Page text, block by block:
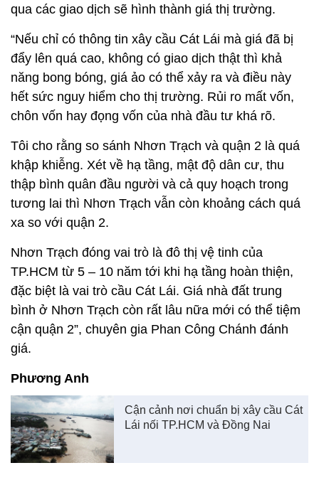
qua các giao dịch sẽ hình thành giá thị trường.
“Nếu chỉ có thông tin xây cầu Cát Lái mà giá đã bị
đẩy lên quá cao, không có giao dịch thật thì khả
năng bong bóng, giá ảo có thể xảy ra và điều này
hết sức nguy hiểm cho thị trường. Rủi ro mất vốn,
chôn vốn hay đọng vốn của nhà đầu tư khá rõ.
Tôi cho rằng so sánh Nhơn Trạch và quận 2 là quá
khập khiễng. Xét về hạ tầng, mật độ dân cư, thu
thập bình quân đầu người và cả quy hoạch trong
tương lai thì Nhơn Trạch vẫn còn khoảng cách quá
xa so với quận 2.
Nhơn Trạch đóng vai trò là đô thị vệ tinh của
TP.HCM từ 5 – 10 năm tới khi hạ tầng hoàn thiện,
đặc biệt là vai trò cầu Cát Lái. Giá nhà đất trung
bình ở Nhơn Trạch còn rất lâu nữa mới có thể tiệm
cận quận 2”, chuyên gia Phan Công Chánh đánh
giá.
Phương Anh
Cận cảnh nơi chuẩn bị xây cầu Cát
Lái nối TP.HCM và Đồng Nai